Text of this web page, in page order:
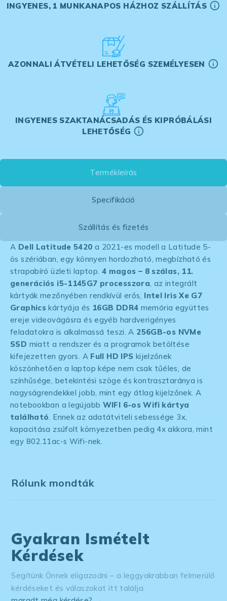
INGYENES, 1 MUNKANAPOS HÁZHOZ SZÁLLÍTÁS
AZONNALI ÁTVÉTELI LEHETŐSÉG SZEMÉLYESEN
INGYENES SZAKTANÁCSADÁS ÉS KIPRÓBÁLÁSI
LEHETŐSÉG
Termékleírás
Specifikáció
Szállítás és fizetés
A Dell Latitude 5420 a 2021-es modell a Latitude 5-
ös szériában, egy könnyen hordozható, megbízható és
strapabíró üzleti laptop. 4 magos – 8 szálas, 11.
generációs i5-1145G7 processzora az integrált
kártyák mezőnyében rendkívül erős, Intel Iris Xe G7
Graphics kártyája és 16GB DDR4 memória együttes
ereje videovágásra és egyéb hardverigényes
feladatokra is alkalmassá teszi. A 256GB-os NVMe
SSD miatt a rendszer és a programok betöltése
kifejezetten gyors. A Full HD IPS kijelzőnek
köszönhetően a laptop képe nem csak tűéles, de
színhűsége, betekintési szöge és kontrasztaránya is
nagyságrendekkel jobb, mint egy átlag kijelzőnek. A
notebookban a legújabb WIFI 6-os Wifi kártya
található . Ennek az adatátviteli sebessége 3x,
kapacitása zsúfolt környezetben pedig 4x akkora, mint
egy 802.11ac-s Wifi-nek.
Rólunk mondták
Gyakran Ismételt
Kérdések
Segítünk Önnek eligazodni – a leggyakrabban felmerülő
kérdéseket és válaszokat itt találja.